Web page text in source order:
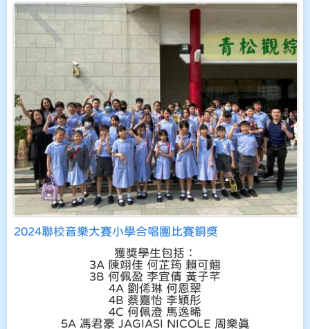
2024聯校音樂大賽小學合唱團比賽銅奬
獲獎學生包括：
3A 陳翊佳 何芷筠 賴可翹
3B 何佩盈 李宜倩 黃子芊
4A 劉俙琳 何恩翠
4B 蔡嘉怡 李穎彤
4C 何佩澄 馬逸晞
5A 馮君豪 JAGIASI NICOLE 周樂真